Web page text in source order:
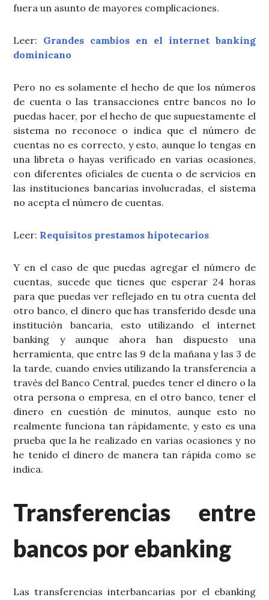
fuera un asunto de mayores complicaciones.
Leer: Grandes cambios en el internet banking
dominicano
Pero no es solamente el hecho de que los números
de cuenta o las transacciones entre bancos no lo
puedas hacer, por el hecho de que supuestamente el
sistema no reconoce o indica que el número de
cuentas no es correcto, y esto, aunque lo tengas en
una libreta o hayas verificado en varias ocasiones,
con diferentes oficiales de cuenta o de servicios en
las instituciones bancarias involucradas, el sistema
no acepta el número de cuentas.
Leer: Requisitos prestamos hipotecarios
Y en el caso de que puedas agregar el número de
cuentas, sucede que tienes que esperar 24 horas
para que puedas ver reflejado en tu otra cuenta del
otro banco, el dinero que has transferido desde una
institución bancaria, esto utilizando el internet
banking y aunque ahora han dispuesto una
herramienta, que entre las 9 de la mañana y las 3 de
la tarde, cuando envíes utilizando la transferencia a
través del Banco Central, puedes tener el dinero o la
otra persona o empresa, en el otro banco, tener el
dinero en cuestión de minutos, aunque esto no
realmente funciona tan rápidamente, y esto es una
prueba que la he realizado en varias ocasiones y no
he tenido el dinero de manera tan rápida como se
indica.
Transferencias entre
bancos por ebanking
Las transferencias interbancarias por el ebanking